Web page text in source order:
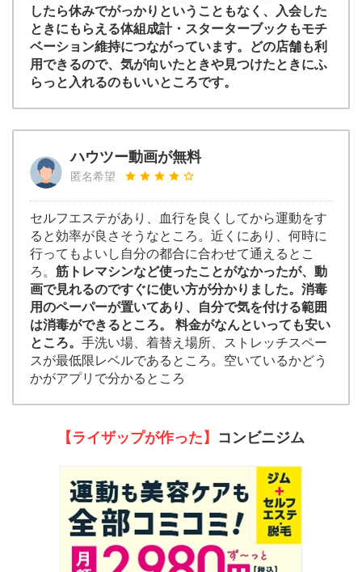
したら休みでがっかりということもなく、入会した
ときにもらえる体組成計・スターターブックもモチ
ベーション維持につながっています。どの店舗も利
用できるので、気が向いたときや見つけたときにふ
らっと入れるのもいいところです。
ハウツー動画が無料
匿名希望
セルフエステがあり、血行を良くしてから運動をす
ると効率が良さそうなところ。近くにあり、何時に
行ってもよいし自分の都合に合わせて通えるとこ
ろ。 筋トレマシンなど使ったことがなかったが、動
画で見れるのですぐに使い方が分かりました。消毒
用のペーパーが置いてあり、自分で気を付ける範囲
は消毒ができるところ。 料金がなんといっても安い
ところ。 手洗い場、着替え場所、ストレッチスペー
スが最低限レベルであるところ。空いているかどう
かがアプリで分かるところ
【ライザップが作った】 コンビニジム